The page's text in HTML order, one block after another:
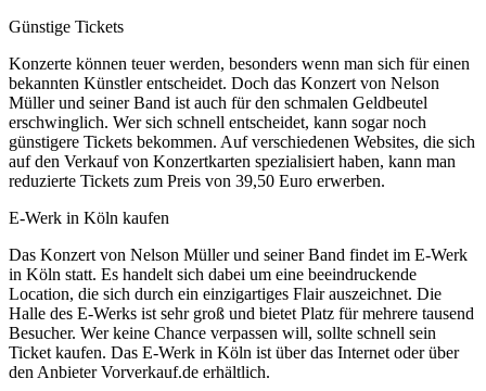
Günstige Tickets
Konzerte können teuer werden, besonders wenn man sich für einen
bekannten Künstler entscheidet. Doch das Konzert von Nelson
Müller und seiner Band ist auch für den schmalen Geldbeutel
erschwinglich. Wer sich schnell entscheidet, kann sogar noch
günstigere Tickets bekommen. Auf verschiedenen Websites, die sich
auf den Verkauf von Konzertkarten spezialisiert haben, kann man
reduzierte Tickets zum Preis von 39,50 Euro erwerben.
E-Werk in Köln kaufen
Das Konzert von Nelson Müller und seiner Band findet im E-Werk
in Köln statt. Es handelt sich dabei um eine beeindruckende
Location, die sich durch ein einzigartiges Flair auszeichnet. Die
Halle des E-Werks ist sehr groß und bietet Platz für mehrere tausend
Besucher. Wer keine Chance verpassen will, sollte schnell sein
Ticket kaufen. Das E-Werk in Köln ist über das Internet oder über
den Anbieter Vorverkauf.de erhältlich.